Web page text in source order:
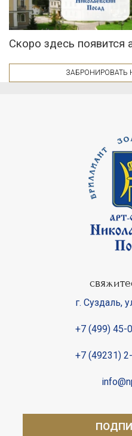
Скоро здесь появится
ЗАБРОНИРОВАТЬ
г. Суздаль,
+7 (499) 45-
+7 (49231)